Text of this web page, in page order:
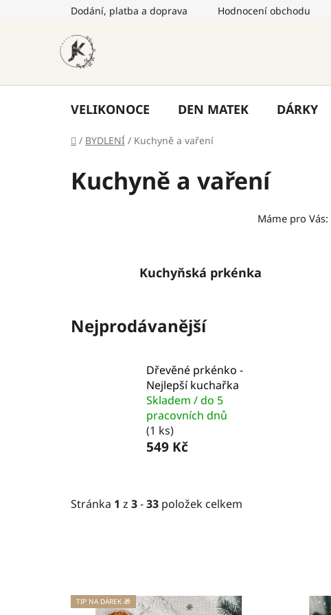
Dodání, platba a doprava Hodnocení obchodu
VELIKONOCE DEN MATEK DÁRKY
Domů
/ BYDLENÍ / Kuchyně a vaření
Kuchyně a vaření
Máme pro Vás:
Kuchyňská prkénka
Nejprodávanější
Dřevěné prkénko -
Nejlepší kuchařka
Skladem / do 5
pracovních dnů
(1 ks)
549 Kč
Stránka 1 z 3-33 položek celkem
VTIP NA DÁREK 🎁